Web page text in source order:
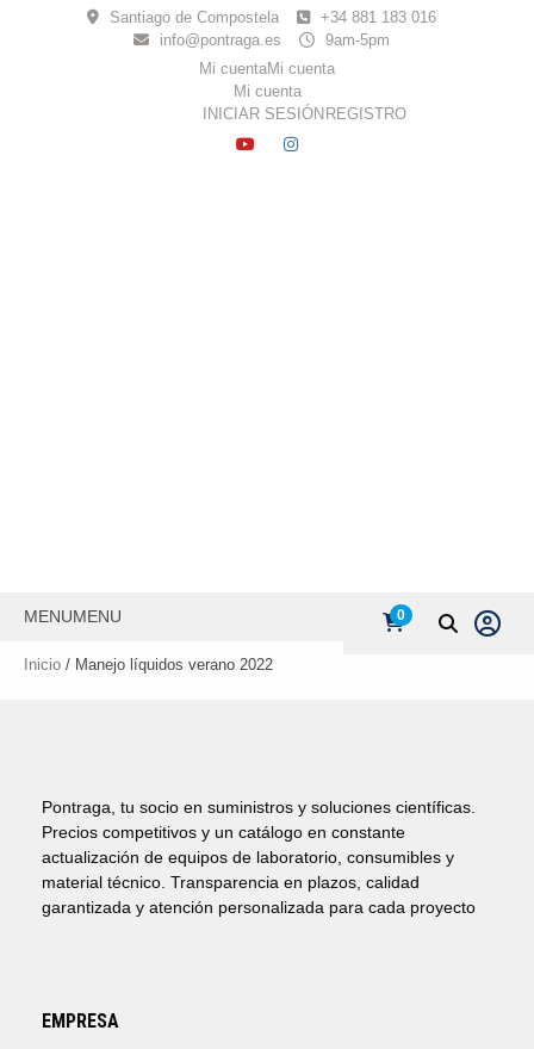
Santiago de Compostela
+34 881 183 016
info@pontraga.es
9am-5pm
Mi cuentaMi cuenta
Mi cuenta
INICIAR SESIÓN REGISTRO
YOUTUBE
INSTAGRAM
MENUMENU 0
Inicio / Manejo líquidos verano 2022
Pontraga, tu socio en suministros y soluciones científicas.
Precios competitivos y un catálogo en constante
actualización de equipos de laboratorio, consumibles y
material técnico. Transparencia en plazos, calidad
garantizada y atención personalizada para cada proyecto
EMPRESA